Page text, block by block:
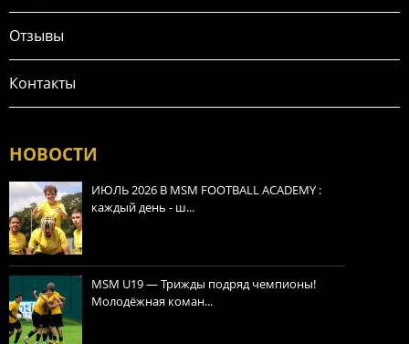
НОВОСТИ
ИЮЛЬ 2026 В MSM FOOTBALL ACADEMY :
каждый день - ш...
MSM U19 — Трижды подряд чемпионы!
Молодёжная коман...
Отзывы
Контакты